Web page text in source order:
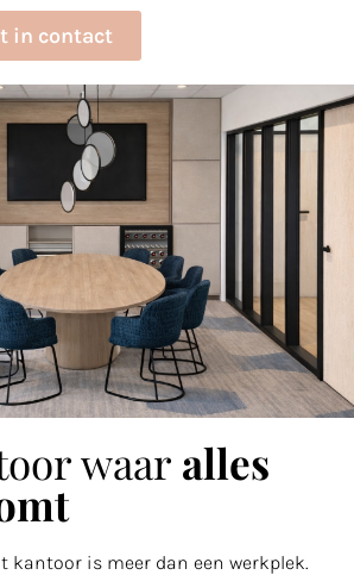
in contact
waar alles
kantoor is meer dan een werkplek.